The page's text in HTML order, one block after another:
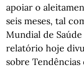
apoiar o
seis meses, tal
Mundial de Saúde
relatório hoje
sobre